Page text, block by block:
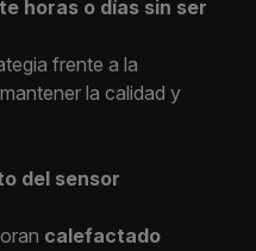
horas o días sin ser
frente a la
la calidad y
del sensor
calefactado